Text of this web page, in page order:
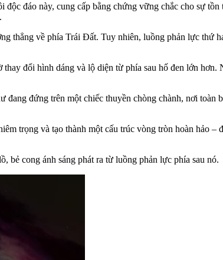
đáo này, cung cấp bằng chứng vững chắc cho sự
thẳng về phía Trái Đất. Tuy nhiên, luồng phản lực thứ
đổi hình dáng và lộ diện từ phía sau hố đen lớn
đứng trên một chiếc thuyền chòng chành, nơi toàn
trọng và tạo thành một cấu trúc vòng tròn hoàn hảo
bẻ cong ánh sáng phát ra từ luồng phản lực phía sau nó.